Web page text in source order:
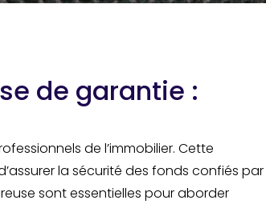
de garantie :
de l’immobilier. Cette
la sécurité des fonds confiés par
sont essentielles pour aborder